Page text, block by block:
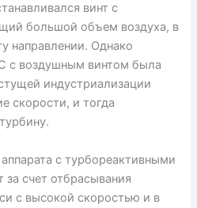
винт с
большой объем воздуха, в
направлении. Однако
с воздушным винтом была
индустриализации
скорости, и тогда
с турбореактивными
за счет отбрасывания
с высокой скоростью и в